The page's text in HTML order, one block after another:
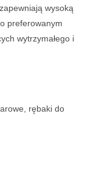
wysoką
preferowanym
wytrzymałego i
rębaki do